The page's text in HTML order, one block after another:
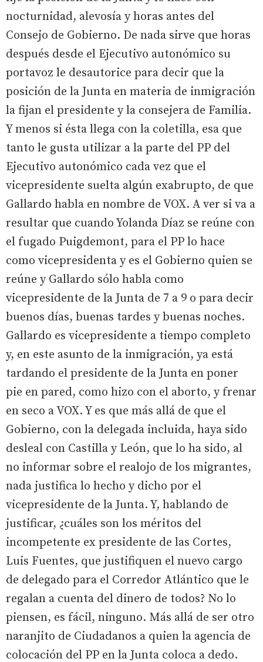
nocturnidad, alevosía y horas antes del
Consejo de Gobierno. De nada sirve que horas
después desde el Ejecutivo autonómico su
portavoz le desautorice para decir que la
posición de la Junta en materia de inmigración
la fijan el presidente y la consejera de Familia.
Y menos si ésta llega con la coletilla, esa que
tanto le gusta utilizar a la parte del PP del
Ejecutivo autonómico cada vez que el
vicepresidente suelta algún exabrupto, de que
Gallardo habla en nombre de VOX. A ver si va a
resultar que cuando Yolanda Díaz se reúne con
el fugado Puigdemont, para el PP lo hace
como vicepresidenta y es el Gobierno quien se
reúne y Gallardo sólo habla como
vicepresidente de la Junta de 7 a 9 o para decir
buenos días, buenas tardes y buenas noches.
Gallardo es vicepresidente a tiempo completo
y, en este asunto de la inmigración, ya está
tardando el presidente de la Junta en poner
pie en pared, como hizo con el aborto, y frenar
en seco a VOX. Y es que más allá de que el
Gobierno, con la delegada incluida, haya sido
desleal con Castilla y León, que lo ha sido, al
no informar sobre el realojo de los migrantes,
nada justifica lo hecho y dicho por el
vicepresidente de la Junta. Y, hablando de
justificar, ¿cuáles son los méritos del
incompetente ex presidente de las Cortes,
Luis Fuentes, que justifiquen el nuevo cargo
de delegado para el Corredor Atlántico que le
regalan a cuenta del dinero de todos? No lo
piensen, es fácil, ninguno. Más allá de ser otro
naranjito de Ciudadanos a quien la agencia de
colocación del PP en la Junta coloca a dedo.